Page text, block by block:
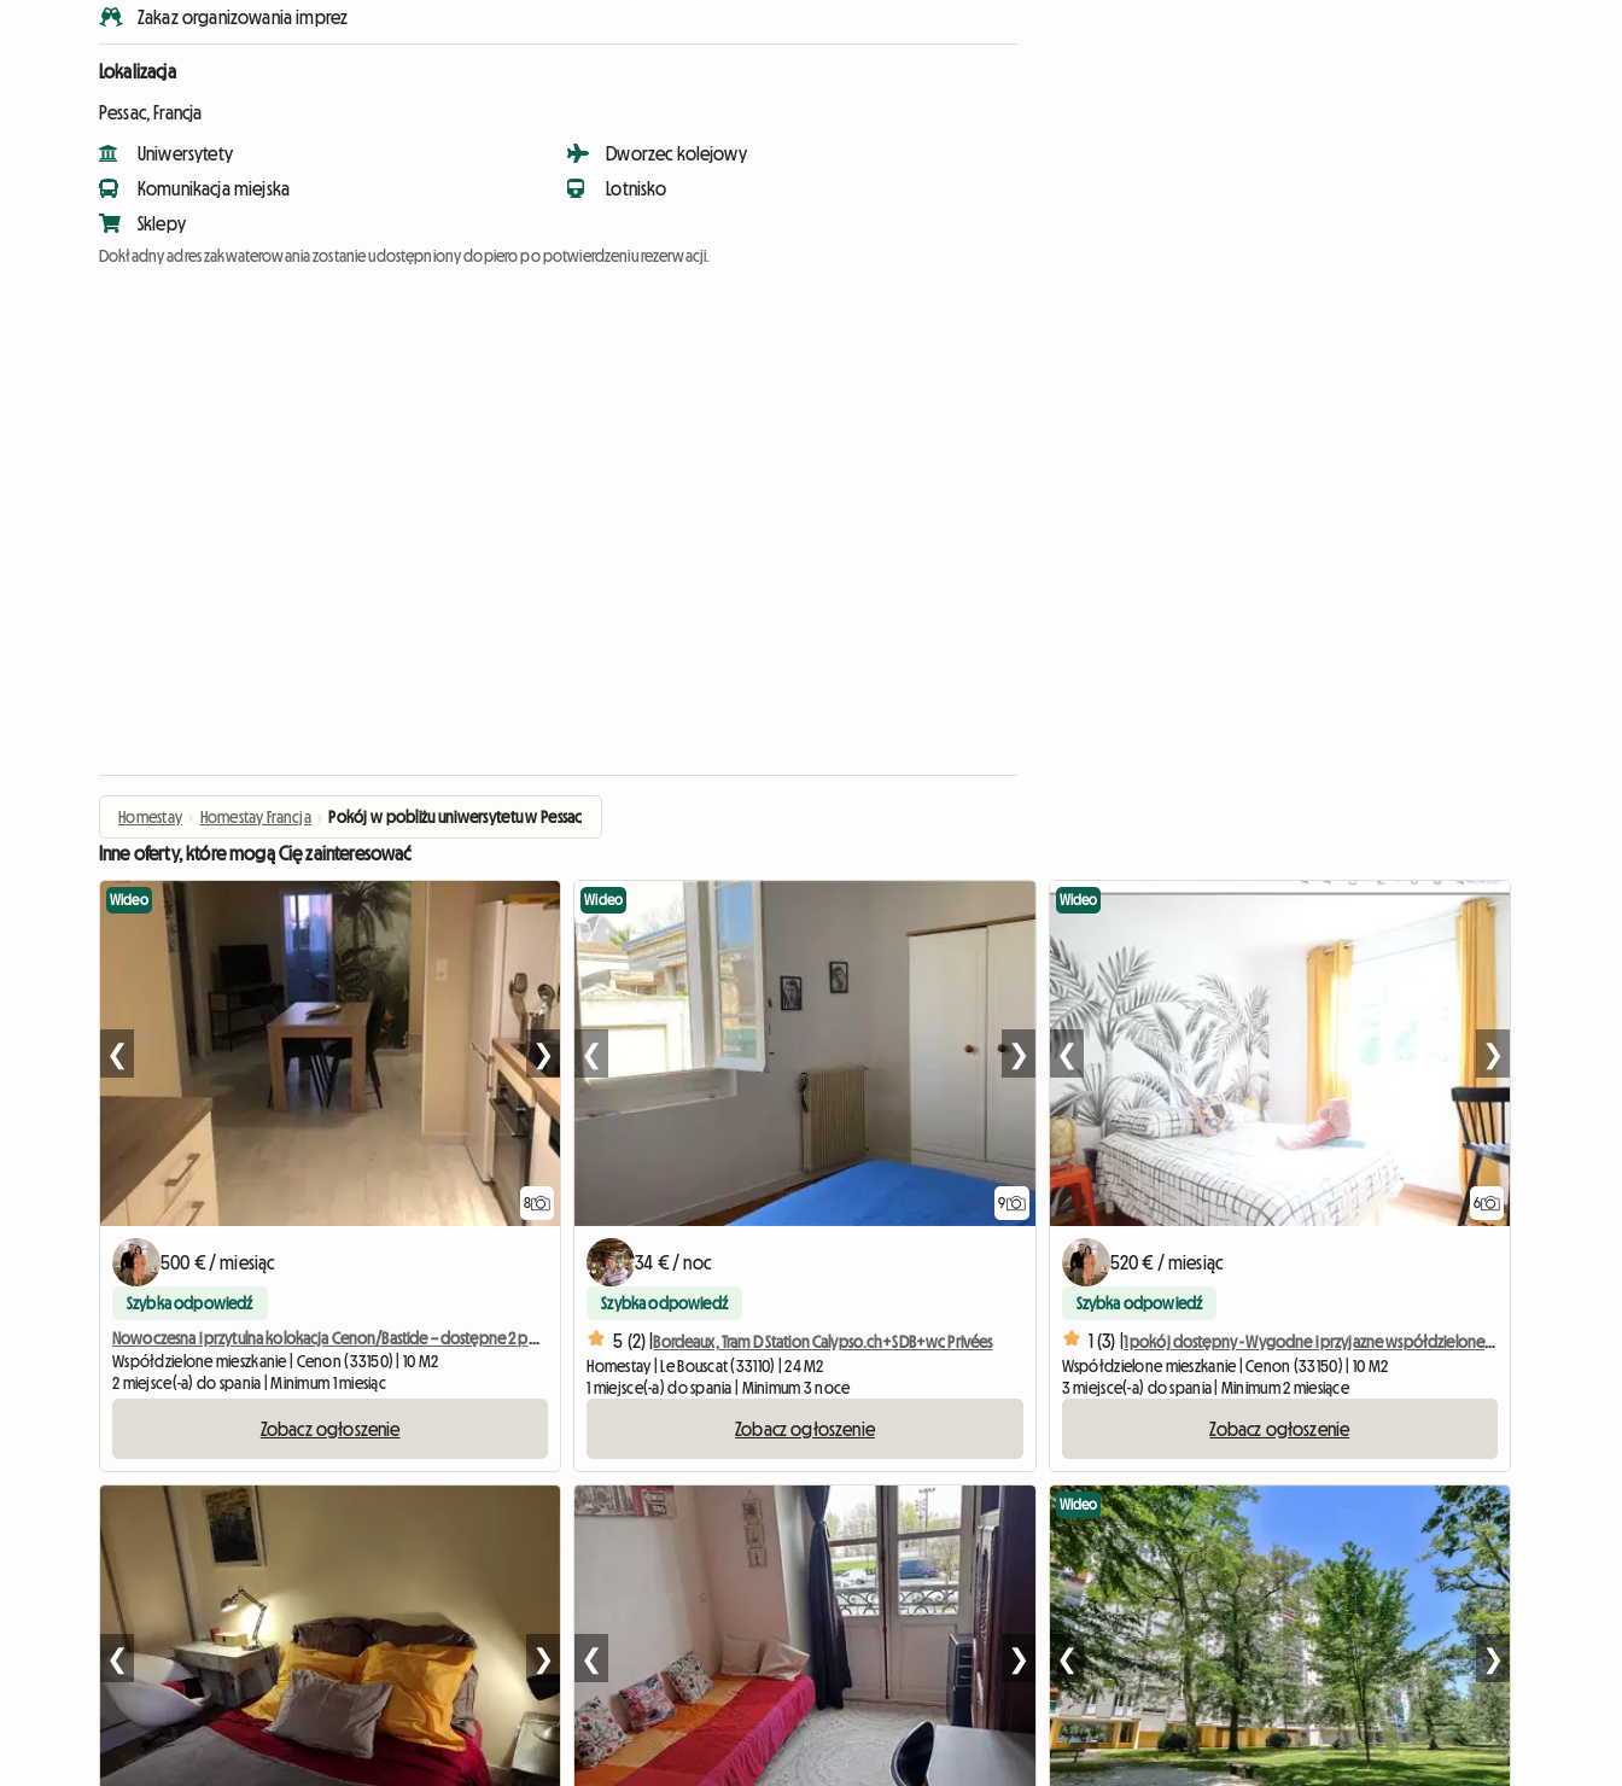
Zakaz organizowania imprez
Lokalizacja
Pessac, Francja
Uniwersytety
Komunikacja miejska
Sklepy
Dworzec kolejowy
Lotnisko
Dokładny adres zakwaterowania zostanie udostępniony dopiero po potwierdzeniu rezerwacji.
Homestay › Homestay Francja › Pokój w pobliżu uniwersytetu w Pessac
Inne oferty, które mogą Cię zainteresować
8
Wideo
❮ ❯
500 € / miesiąc
Szybka odpowiedź
Nowoczesna i przytulna kolokacja Cenon/Bastide – dostępne 2 pokoje
Współdzielone mieszkanie | Cenon (33150) | 10 M2
2 miejsce(-a) do spania | Minimum 1 miesiąc
Zobacz ogłoszenie
9
Wideo
❮ ❯
34 € / noc
Szybka odpowiedź
5 (2) |Bordeaux, Tram D Station Calypso.ch+SDB+wc Privées
Homestay | Le Bouscat (33110) | 24 M2
1 miejsce(-a) do spania | Minimum 3 noce
Zobacz ogłoszenie
6
Wideo
❮ ❯
520 € / miesiąc
Szybka odpowiedź
1 (3) |
1 pokój dostępny - Wygodne i przyjazne współdzielone mieszkanie
Współdzielone mieszkanie | Cenon (33150) | 10 M2
3 miejsce(-a) do spania | Minimum 2 miesiące
Zobacz ogłoszenie
❮ ❯ ❮ ❯
Wideo
❮ ❯